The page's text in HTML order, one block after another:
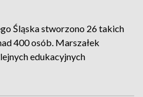
Śląska stworzono 26 takich
400 osób. Marszałek
edukacyjnych